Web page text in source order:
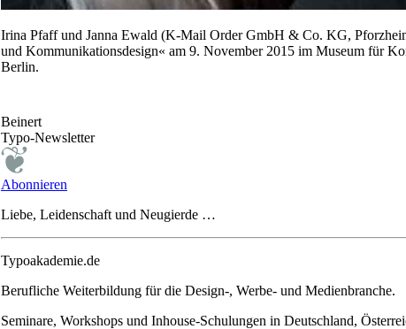
Irina Pfaff und Janna Ewald (K-Mail Order GmbH & Co. KG,
und Kommunikationsdesign« am 9. November 2015 im Museum für
Berlin.
Beinert
Typo-Newsletter
Abonnieren
Liebe, Leidenschaft und Neugierde …
Typoakademie.de
Berufliche Weiterbildung für die Design-, Werbe- und Medienbranche.
Seminare, Workshops und Inhouse-Schulungen in Deutschland,